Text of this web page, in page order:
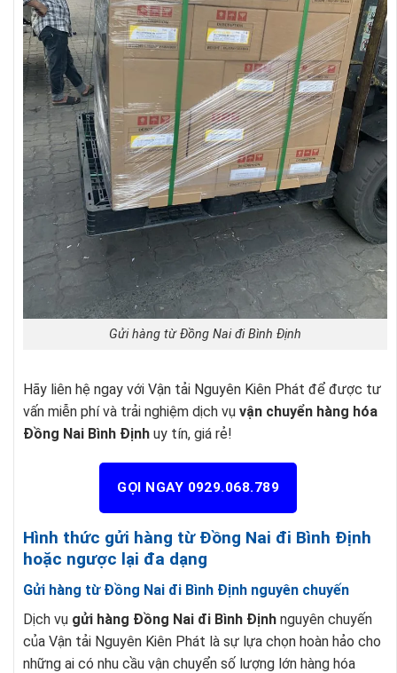
Gửi hàng từ Đồng Nai đi Bình Định
Hãy liên hệ ngay với Vận tải Nguyên Kiên Phát để được tư
vấn miễn phí và trải nghiệm dịch vụ vận chuyển hàng hóa
Đồng Nai Bình Định uy tín, giá rẻ!
GỌI NGAY 0929.068.789
Hình thức gửi hàng từ Đồng Nai đi Bình Định
hoặc ngược lại đa dạng
Gửi hàng từ Đồng Nai đi Bình Định nguyên chuyến
Dịch vụ gửi hàng Đồng Nai đi Bình Định nguyên chuyến
của Vận tải Nguyên Kiên Phát là sự lựa chọn hoàn hảo cho
những ai có nhu cầu vận chuyển số lượng lớn hàng hóa